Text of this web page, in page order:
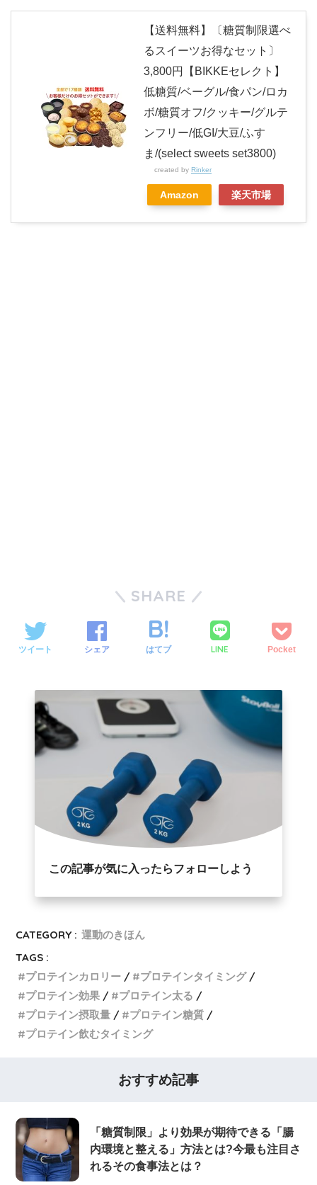
【送料無料】〔糖質制限選べ
るスイーツお得なセット〕
3,800円【BIKKEセレクト】
低糖質/ベーグル/食パン/ロカ
ボ/糖質オフ/クッキー/グルテ
ンフリー/低GI/大豆/ふす
ま/(select sweets set3800)
created by Rinker
Amazon 楽天市場
SHARE
ツイート シェア はてブ LINE Pocket
この記事が気に入ったらフォローしよう
CATEGORY : 運動のきほん
TAGS :
プロテインカロリー
プロテインタイミング
プロテイン効果
プロテイン太る
プロテイン摂取量
プロテイン糖質
プロテイン飲むタイミング
おすすめ記事
「糖質制限」より効果が期待できる「腸
内環境と整える」方法とは?今最も注目さ
れるその食事法とは？